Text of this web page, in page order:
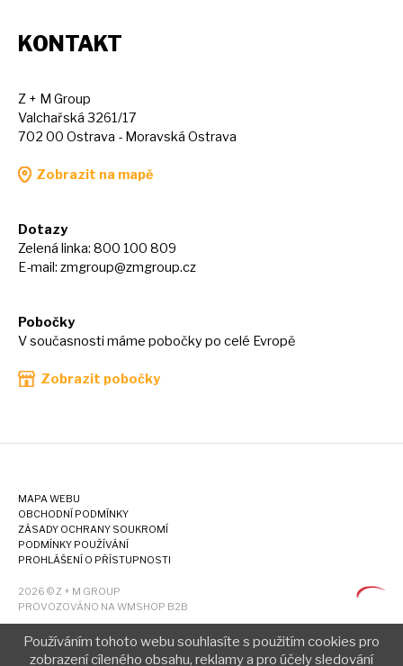
KONTAKT
Z + M Group
Valchařská 3261/17
702 00 Ostrava - Moravská Ostrava
Zobrazit na mapě
Dotazy
Zelená linka: 800 100 809
E-mail: zmgroup@zmgroup.cz
Pobočky
V současnosti máme pobočky po celé Evropě
Zobrazit pobočky
MAPA WEBU
OBCHODNÍ PODMÍNKY
ZÁSADY OCHRANY SOUKROMÍ
PODMÍNKY POUŽÍVÁNÍ
PROHLÁŠENÍ O PŘÍSTUPNOSTI
2026 © Z + M GROUP
PROVOZOVÁNO NA WMSHOP B2B
Používáním tohoto webu souhlasíte s použitím cookies pro
zobrazení cíleného obsahu, reklamy a pro účely sledování